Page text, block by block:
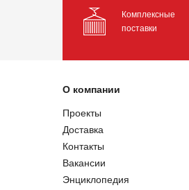
Комплексные
поставки
О компании
Проекты
Доставка
Контакты
Вакансии
Энциклопедия